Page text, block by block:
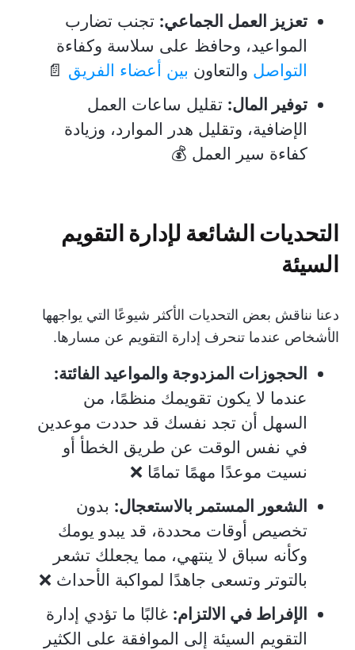
تعزيز العمل الجماعي: تجنب تضارب
المواعيد، وحافظ على سلاسة وكفاءة
التواصل والتعاون بين أعضاء الفريق 📄
توفير المال: تقليل ساعات العمل
الإضافية، وتقليل هدر الموارد، وزيادة
كفاءة سير العمل 💰
التحديات الشائعة لإدارة التقويم
السيئة
دعنا نناقش بعض التحديات الأكثر شيوعًا التي يواجهها
الأشخاص عندما تنحرف إدارة التقويم عن مسارها.
الحجوزات المزدوجة والمواعيد الفائتة:
عندما لا يكون تقويمك منظمًا، من
السهل أن تجد نفسك قد حددت موعدين
في نفس الوقت عن طريق الخطأ أو
نسيت موعدًا مهمًا تمامًا ❌
الشعور المستمر بالاستعجال: بدون
تخصيص أوقات محددة، قد يبدو يومك
وكأنه سباق لا ينتهي، مما يجعلك تشعر
بالتوتر وتسعى جاهدًا لمواكبة الأحداث ❌
الإفراط في الالتزام: غالبًا ما تؤدي إدارة
التقويم السيئة إلى الموافقة على الكثير